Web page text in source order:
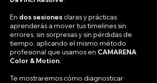
En dos sesiones claras y prácticas
aprenderás a mover tus timelines sin
errores, sin sorpresas y sin pérdidas de
tiempo, aplicando el mismo método
profesional que usamos en CAMARENA
Color & Motion.
Te mostraremos cómo diagnosticar